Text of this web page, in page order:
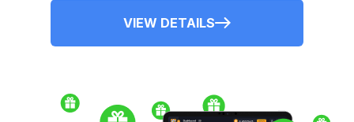
VIEW DETAILS